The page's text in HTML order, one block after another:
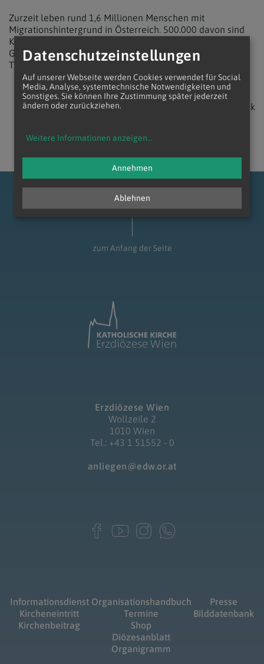
Zurzeit leben rund 1,6 Millionen Menschen mit
Migrationshintergrund in Österreich. 500.000 davon sind
Katholiken aus mehr als 30 Sprachgruppen. Die größte
Gruppe stellen Kroaten, gefolgt von Polen, Ungarn,
Tschechen und Filipinos.
zurück
zum Anfang der Seite
Erzdiözese Wien
Wollzeile 2
1010 Wien
Tel.: +43 1 51552 - 0
anliegen@edw.or.at
Informationsdienst
Kircheneintritt
Kirchenbeitrag
Organisationshandbuch
Termine
Shop
Diözesanblatt
Organigramm
Presse
Bilddatenbank
Datenschutzeinstellungen
Auf unserer Webseite werden Cookies verwendet für Social
Media, Analyse, systemtechnische Notwendigkeiten und
Sonstiges. Sie können Ihre Zustimmung später jederzeit
ändern oder zurückziehen.
Weitere Informationen anzeigen...
Ablehnen
Annehmen